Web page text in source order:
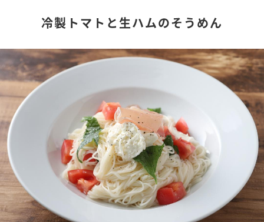
商品情報
商品カテゴリ
お酢ドリンク ぽん酢
みりん風・料理酒 鍋用調味料
新商品一覧
キャンペーン情報
ブランド・スペシャルサイト
ブランド・スペシャルサイト トップ
商品ブランドサイト
Fibee（ファイビー）
冷製トマトと生ハムのそうめん